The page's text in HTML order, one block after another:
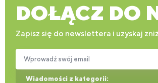
DOŁĄCZ DO
Zapisz się do newslettera i uzyskaj
Wiadomości z kategorii:
Wprowadź swój email